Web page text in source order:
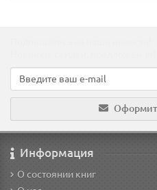
Информация
О состоянии книг